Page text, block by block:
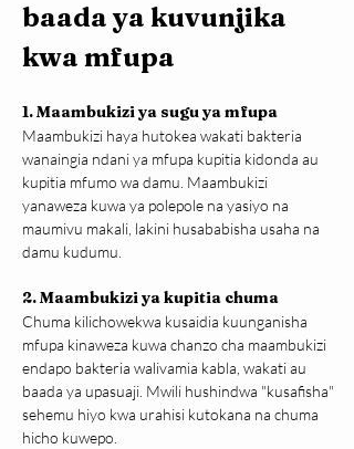
baada ya kuvunjika
kwa mfupa
1. Maambukizi ya sugu ya mfupa
Maambukizi haya hutokea wakati bakteria
wanaingia ndani ya mfupa kupitia kidonda au
kupitia mfumo wa damu. Maambukizi
yanaweza kuwa ya polepole na yasiyo na
maumivu makali, lakini husababisha usaha na
damu kudumu.
2.Maambukizi ya kupitia chuma
Chuma kilichowekwa kusaidia kuunganisha
mfupa kinaweza kuwa chanzo cha maambukizi
endapo bakteria walivamia kabla, wakati au
baada ya upasuaji. Mwili hushindwa "kusafisha"
sehemu hiyo kwa urahisi kutokana na chuma
hicho kuwepo.